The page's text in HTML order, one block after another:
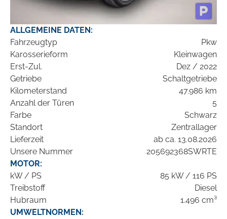
ALLGEMEINE DATEN:
Fahrzeugtyp
Pkw
Karosserieform
Kleinwagen
Erst-Zul.
Dez / 2022
Getriebe
Schaltgetriebe
Kilometerstand
47.986 km
Anzahl der Türen
5
Farbe
Schwarz
Standort
Zentrallager
Lieferzeit
ab ca. 13.08.2026
Unsere Nummer
205692368SWRTE
MOTOR:
kW / PS
85 kW / 116 PS
Treibstoff
Diesel
Hubraum
1.496 cm³
UMWELTNORMEN: